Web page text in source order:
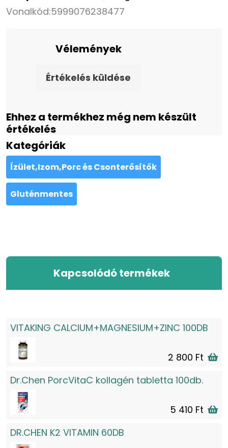
Vonalkód:5999076238477
Vélemények
Értékelés küldése
Ehhez a termékhez még nem készült
értékelés
Kategóriák
Ízület,Izom,Porc és Csonterősítők
Gluténmentes
Kapcsolódó termékek
VITAKING CALCIUM+MAGNESIUM+ZINC 100DB
2 800 Ft
Dr.Chen PorcVitaC kollagén tabletta 100db.
5 410 Ft
DR.CHEN K2 VITAMIN 60DB